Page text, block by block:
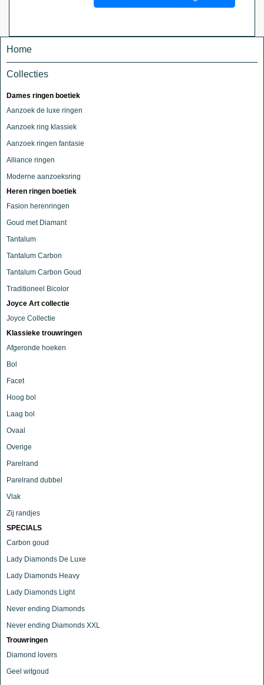
Home
Collecties
Dames ringen boetiek
Aanzoek de luxe ringen
Aanzoek ring klassiek
Aanzoek ringen fantasie
Alliance ringen
Moderne aanzoeksring
Heren ringen boetiek
Fasion herenringen
Goud met Diamant
Tantalum
Tantalum Carbon
Tantalum Carbon Goud
Traditioneel Bicolor
Joyce Art collectie
Joyce Collectie
Klassieke trouwringen
Afgeronde hoeken
Bol
Facet
Hoog bol
Laag bol
Ovaal
Overige
Parelrand
Parelrand dubbel
Vlak
Zij randjes
SPECIALS
Carbon goud
Lady Diamonds De Luxe
Lady Diamonds Heavy
Lady Diamonds Light
Never ending Diamonds
Never ending Diamonds XXL
Trouwringen
Diamond lovers
Geel witgoud